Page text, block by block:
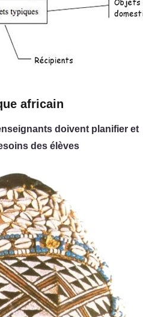
africain
doivent planifier et
des élèves